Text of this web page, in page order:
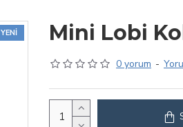
YENI Mini Lobi
0 yorum -